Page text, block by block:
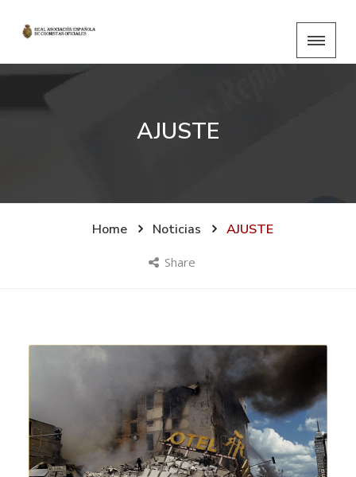
AJUSTE
Home Noticias AJUSTE
Share